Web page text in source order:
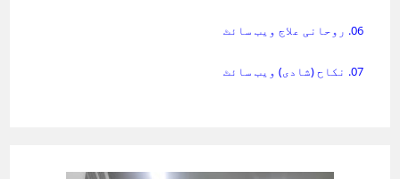
06. روحانی علاج ویب سائٹ
07. نکاح (شادی) ویب سائٹ